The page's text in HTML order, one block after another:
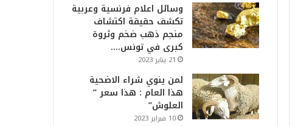
وسائل اعلام فرنسية وعربية
تكشف حقيقة اكتشاف
منجم ذهب ضخم وثروة
كبرى في تونس….
21 يناير 2023
لمن ينوي شراء الاضحية
هذا العام : هذا سعر ”
العلوش”
10 فبراير 2023